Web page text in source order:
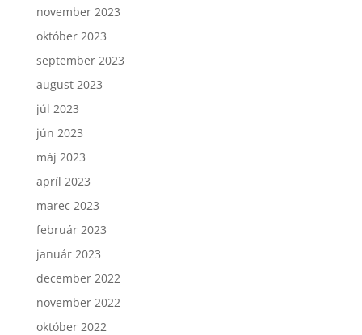
november 2023
október 2023
september 2023
august 2023
júl 2023
jún 2023
máj 2023
apríl 2023
marec 2023
február 2023
január 2023
december 2022
november 2022
október 2022